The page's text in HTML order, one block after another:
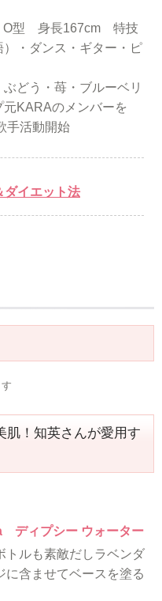
O型 身長167cm 特技
・ダンス・ギター・ピ
どう・苺・ブルーベリ
KARAのメンバーを
手活動開始
ダイエット法
！知英さんが愛用す
ィプシー ウォーター
トルも素敵だしラベンダ
に含ませてベースを塗る